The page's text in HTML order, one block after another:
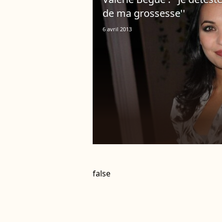
de ma grossesse''
6 avril 2013
false